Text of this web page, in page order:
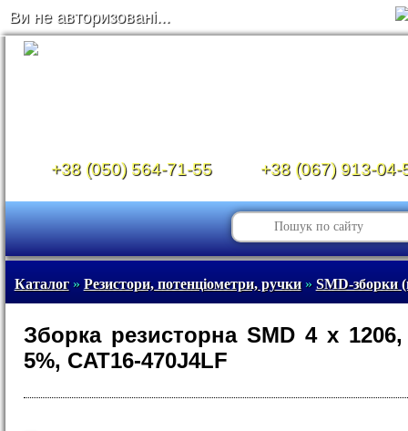
Ви не авторизовані...
+38 (050) 564-71-55 +38 (067) 913-04-
Каталог» Резистори, потенціометри, ручки» SMD-зборки
Зборка резисторна SMD 4 x
5%, CAT16-470J4LF